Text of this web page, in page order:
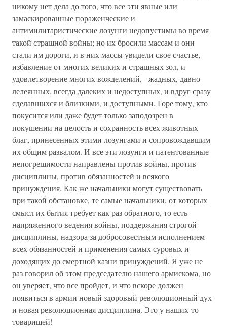
никому нет дела до того, что все эти явные или
замаскированные пораженческие и
антимилитаристические лозунги недопустимы во время
такой страшной войны; но их бросили массам и они
стали им дороги, и в них массы увидели свое счастье,
избавление от многих великих и страшных зол, и
удовлетворение многих вожделений, - жадных, давно
лелеянных, всегда далеких и недоступных, и вдруг сразу
сделавшихся и близкими, и доступными. Горе тому, кто
покусится или даже будет только заподозрен в
покушении на целость и сохранность всех животных
благ, принесенных этими лозунгами и сопровождавшим
их общим развалом. И все эти лозунги и патентованные
непогрешимости направлены против войны, против
дисциплины, против обязанностей и всякого
принуждения. Как же начальники могут существовать
при такой обстановке, те самые начальники, от которых
смысл их бытия требует как раз обратного, то есть
напряженного ведения войны, поддержания строгой
дисциплины, надзора за добросовестным исполнением
всех обязанностей и применения самых суровых и
доходящих до смертной казни принуждений. Я уже не
раз говорил об этом председателю нашего армискома, но
он уверяет, что все пройдет, и что вскоре должен
появиться в армии новый здоровый революционный дух
и новая революционная дисциплина. Это у наших-то
товарищей!